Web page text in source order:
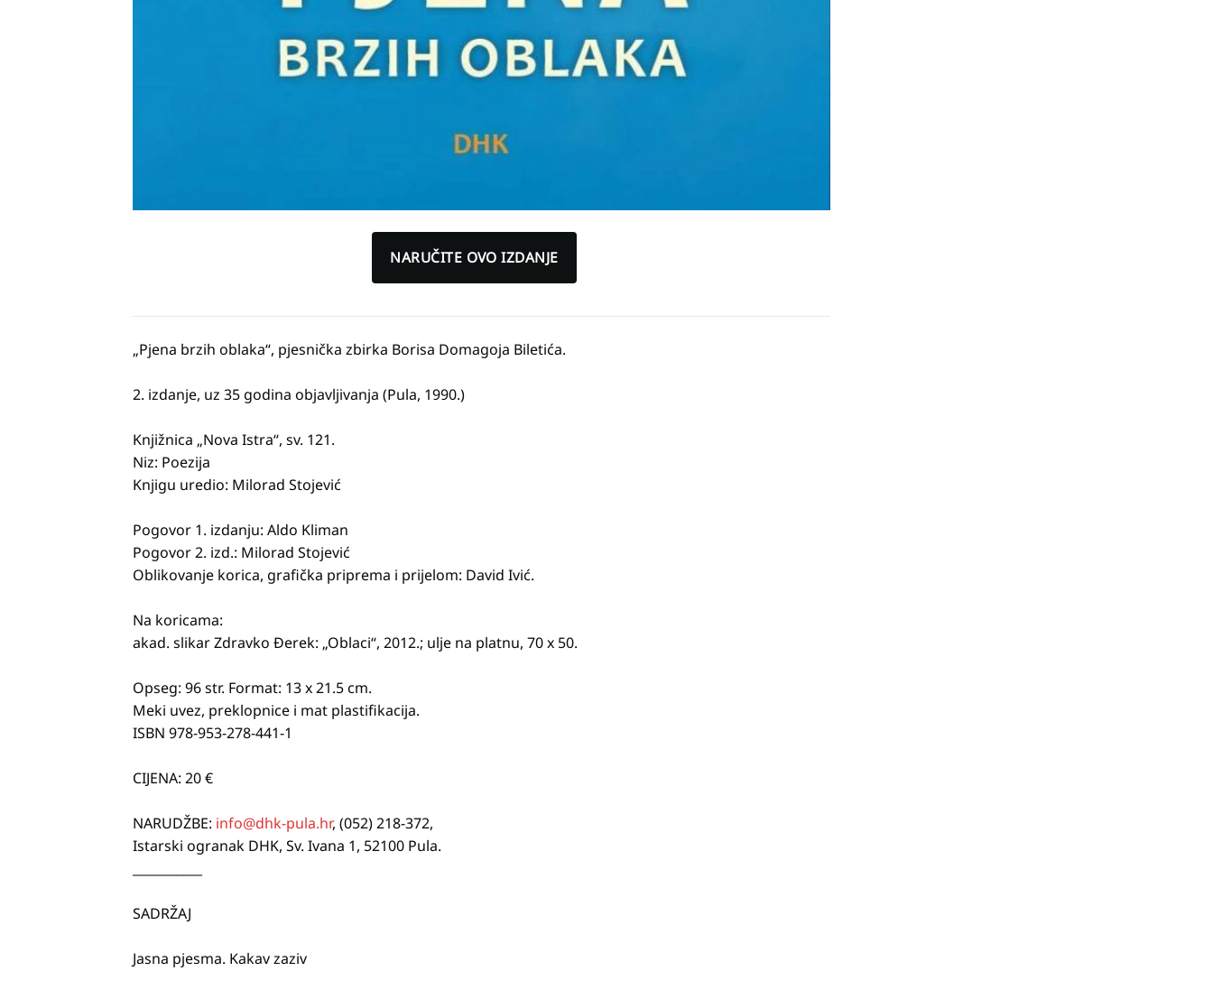
NARUČITE OVO IZDANJE
„Pjena brzih oblaka“, pjesnička zbirka Borisa Domagoja Biletića.
2. izdanje, uz 35 godina objavljivanja (Pula, 1990.)
Knjižnica „Nova Istra“, sv. 121.
Niz: Poezija
Knjigu uredio: Milorad Stojević
Pogovor 1. izdanju: Aldo Kliman
Pogovor 2. izd.: Milorad Stojević
Oblikovanje korica, grafička priprema i prijelom: David Ivić.
Na koricama:
akad. slikar Zdravko Đerek: „Oblaci“, 2012.; ulje na platnu, 70 x 50.
Opseg: 96 str. Format: 13 x 21.5 cm.
Meki uvez, preklopnice i mat plastifikacija.
ISBN 978-953-278-441-1
CIJENA: 20 €
NARUDŽBE: info@dhk-pula.hr, (052) 218-372,
Istarski ogranak DHK, Sv. Ivana 1, 52100 Pula.
SADRŽAJ
Jasna pjesma. Kakav zaziv